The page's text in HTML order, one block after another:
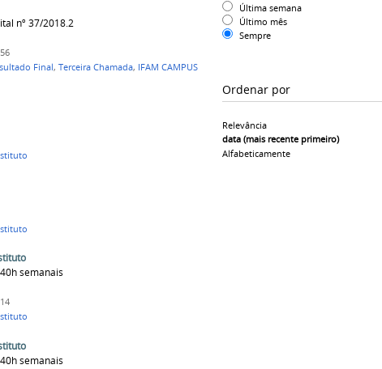
Última semana
Último mês
Sempre
Ordenar por
Relevância
data (mais recente primeiro)
Alfabeticamente
nº 37/2018.2
Final, Terceira Chamada, IFAM CAMPUS
semanais
semanais